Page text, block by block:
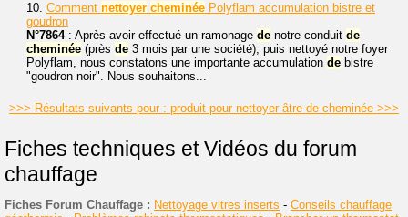
10. Comment nettoyer cheminée Polyflam accumulation bistre et
goudron
N°7864: Après avoir effectué un ramonage de notre conduit de
cheminée (près de 3 mois par une société), puis nettoyé notre foyer
Polyflam, nous constatons une importante accumulation de bistre
"goudron noir". Nous souhaitons...
>>> Résultats suivants pour : produit pour nettoyer âtre de cheminée >>>
Fiches techniques et Vidéos du forum
chauffage
Fiches Forum Chauffage : Nettoyage vitres inserts - Conseils chauffage